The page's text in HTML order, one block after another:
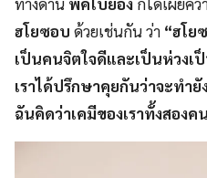
ฮโยซอบ ด้วยเช่นกัน ว่า “ฮโย
เป็นคนจิตใจดีและเป็นห่วงเ
เราได้ปรึกษาคุยกันว่าจะทำ
ฉันคิดว่าเคมีของเราทั้งสอง